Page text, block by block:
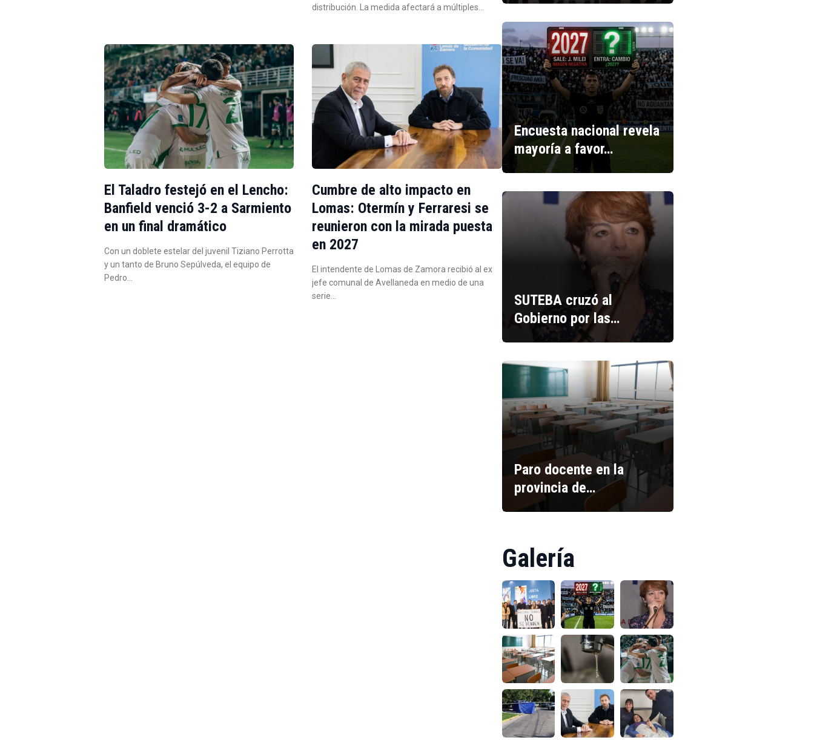
distribución. La medida afectará a múltiples…
El Taladro festejó en el Lencho:
Banfield venció 3-2 a Sarmiento
en un final dramático
Con un doblete estelar del juvenil Tiziano Perrotta
y un tanto de Bruno Sepúlveda, el equipo de
Pedro…
Cumbre de alto impacto en
Lomas: Otermín y Ferraresi se
reunieron con la mirada puesta
en 2027
El intendente de Lomas de Zamora recibió al ex
jefe comunal de Avellaneda en medio de una
serie…
Encuesta nacional revela
mayoría a favor…
SUTEBA cruzó al
Gobierno por las…
Paro docente en la
provincia de…
Galería